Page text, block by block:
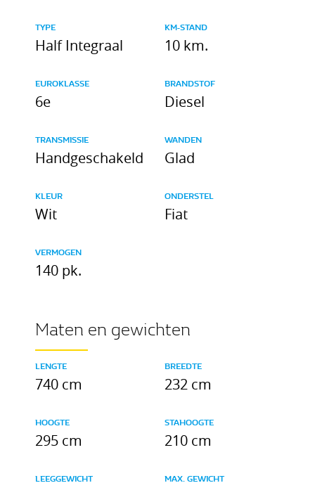
TYPE
Half Integraal
KM-STAND
10 km.
EUROKLASSE
6e
BRANDSTOF
Diesel
TRANSMISSIE
Handgeschakeld
WANDEN
Glad
KLEUR
Wit
ONDERSTEL
Fiat
VERMOGEN
140 pk.
Maten en gewichten
LENGTE
740 cm
BREEDTE
232 cm
HOOGTE
295 cm
STAHOOGTE
210 cm
LEEGGEWICHT MAX. GEWICHT